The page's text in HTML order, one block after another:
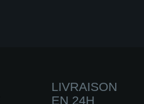
LIVRAISON
EN 24H